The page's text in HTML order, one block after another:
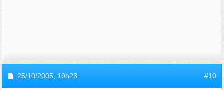
25/10/2005, 19h23 #10